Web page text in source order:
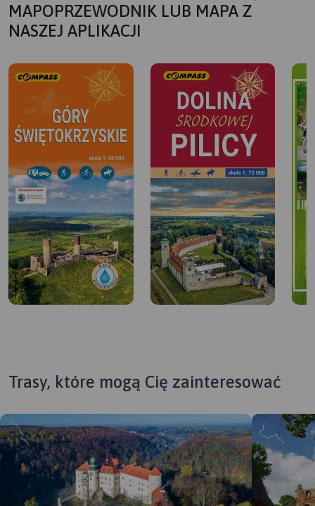
MAPOPRZEWODNIK LUB MAPA Z
NASZEJ APLIKACJI
Trasy, które mogą Cię zainteresować